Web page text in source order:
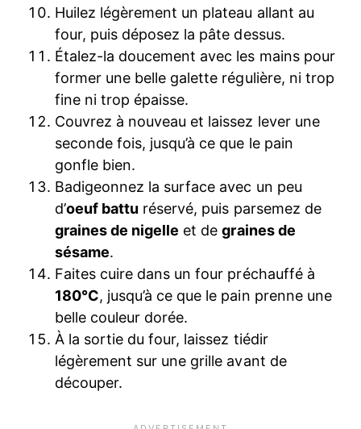
Huilez légèrement un plateau allant au
four, puis déposez la pâte dessus.
Étalez-la doucement avec les mains pour
former une belle galette régulière, ni trop
fine ni trop épaisse.
Couvrez à nouveau et laissez lever une
seconde fois, jusqu’à ce que le pain
gonfle bien.
Badigeonnez la surface avec un peu
d’oeuf battu réservé, puis parsemez de
graines de nigelle et degraines de
sésame.
Faites cuire dans un four préchauffé à
180°C, jusqu’à ce que le pain prenne une
belle couleur dorée.
À la sortie du four, laissez tiédir
légèrement sur une grille avant de
découper.